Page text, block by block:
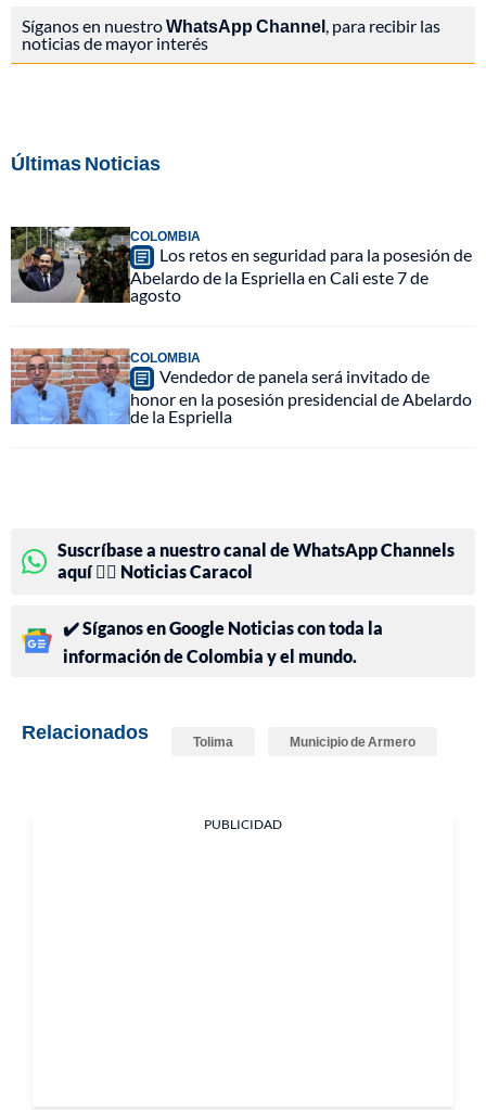
Síganos en nuestroWhatsApp Channel , para recibir las
noticias de mayor interés
Últimas Noticias
COLOMBIA
Los retos en seguridad para la posesión de
Abelardo de la Espriella en Cali este 7 de
agosto
COLOMBIA
Vendedor de panela será invitado de
honor en la posesión presidencial de Abelardo
de la Espriella
Suscríbase a nuestro canal de WhatsApp Channels
aquí 👉🏻 Noticias Caracol
✔️ Síganos en Google Noticias con toda la
información de Colombia y el mundo.
Relacionados Tolima Municipio de Armero
PUBLICIDAD